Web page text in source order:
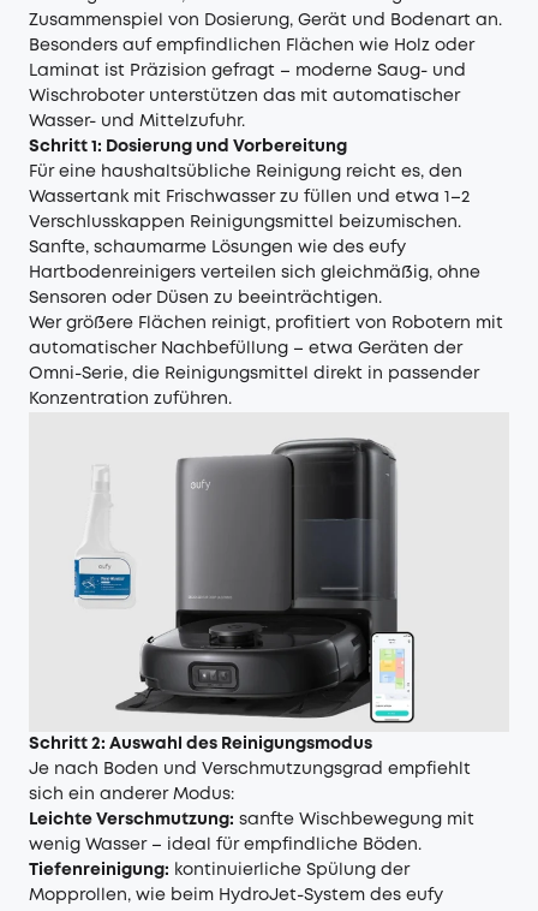
Zusammenspiel von Dosierung, Gerät und Bodenart an.
Besonders auf empfindlichen Flächen wie Holz oder
Laminat ist Präzision gefragt – moderne Saug- und
Wischroboter unterstützen das mit automatischer
Wasser- und Mittelzufuhr.
Schritt 1: Dosierung und Vorbereitung
Für eine haushaltsübliche Reinigung reicht es, den
Wassertank mit Frischwasser zu füllen und etwa 1–2
Verschlusskappen Reinigungsmittel beizumischen.
Sanfte, schaumarme Lösungen wie des eufy
Hartbodenreinigers verteilen sich gleichmäßig, ohne
Sensoren oder Düsen zu beeinträchtigen.
Wer größere Flächen reinigt, profitiert von Robotern mit
automatischer Nachbefüllung – etwa Geräten der
Omni-Serie, die Reinigungsmittel direkt in passender
Konzentration zuführen.
Schritt 2: Auswahl des Reinigungsmodus
Je nach Boden und Verschmutzungsgrad empfiehlt
sich ein anderer Modus:
Leichte Verschmutzung: sanfte Wischbewegung mit
wenig Wasser – ideal für empfindliche Böden.
Tiefenreinigung: kontinuierliche Spülung der
Mopprollen, wie beim HydroJet-System des eufy